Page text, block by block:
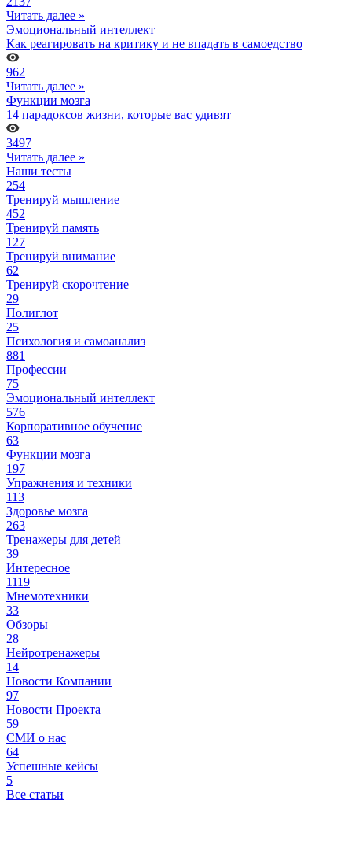
Читать далее »
Эмоциональный интеллект
Как реагировать на критику и не впадать в самоедство
962
Читать далее »
Функции мозга
14 парадоксов жизни, которые вас удивят
3497
Читать далее »
Наши тесты
254
Тренируй мышление
452
Тренируй память
127
Тренируй внимание
62
Тренируй скорочтение
29
Полиглот
25
Психология и самоанализ
881
Профессии
75
Эмоциональный интеллект
576
Корпоративное обучение
63
Функции мозга
197
Упражнения и техники
113
Здоровье мозга
263
Тренажеры для детей
39
Интересное
1119
Мнемотехники
33
Обзоры
28
Нейротренажеры
14
Новости Компании
97
Новости Проекта
59
СМИ о нас
64
Успешные кейсы
5
Все статьи